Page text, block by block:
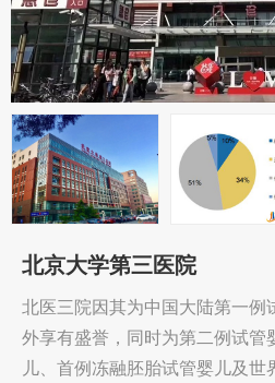
北京大学第三医院
北医三院因其为中国大陆第一例
外享有盛誉，同时为第二例试管
儿、首例冻融胚胎试管婴儿及世